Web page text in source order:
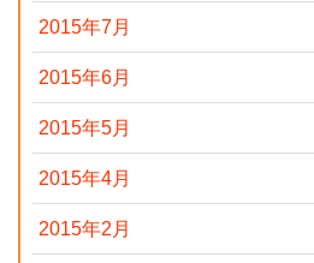
2015年7月
2015年6月
2015年5月
2015年4月
2015年2月